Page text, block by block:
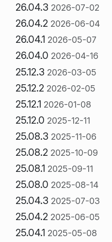
26.04.3 2026-07-02
26.04.2 2026-06-04
26.04.1 2026-05-07
26.04.0 2026-04-16
25.12.3 2026-03-05
25.12.2 2026-02-05
25.12.1 2026-01-08
25.12.0 2025-12-11
25.08.3 2025-11-06
25.08.2 2025-10-09
25.08.1 2025-09-11
25.08.0 2025-08-14
25.04.3 2025-07-03
25.04.2 2025-06-05
25.04.1 2025-05-08